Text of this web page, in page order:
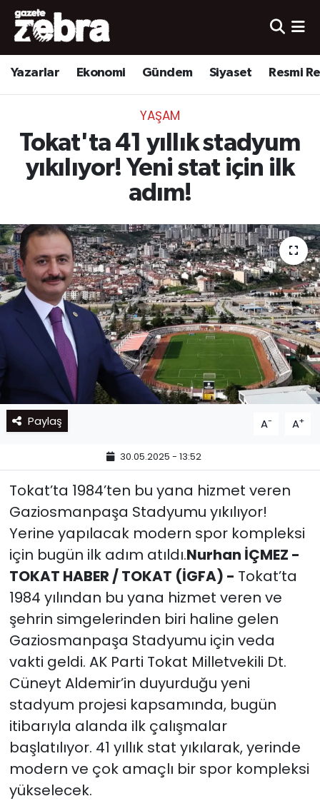
Yazarlar Ekonomi Gündem Siyaset Resmi
YAŞAM
Tokat'ta 41 yıllık stadyum
yıkılıyor! Yeni stat için ilk
adım!
Paylaş A- A+
30.05.2025 - 13:52
Tokat’ta 1984’ten bu yana hizmet veren
Gaziosmanpaşa Stadyumu yıkılıyor!
Yerine yapılacak modern spor kompleksi
için bugün ilk adım atıldı.Nurhan İÇMEZ -
TOKAT HABER / TOKAT (İGFA) - Tokat’ta
1984 yılından bu yana hizmet veren ve
şehrin simgelerinden biri haline gelen
Gaziosmanpaşa Stadyumu için veda
vakti geldi. AK Parti Tokat Milletvekili Dt.
Cüneyt Aldemir’in duyurduğu yeni
stadyum projesi kapsamında, bugün
itibarıyla alanda ilk çalışmalar
başlatılıyor. 41 yıllık stat yıkılarak, yerinde
modern ve çok amaçlı bir spor kompleksi
yükselecek.
Yazarlar
Ekonomi
Yerel
Nöbetçi Eczaneler
Hava Durumu
Süper Lig Puan Durumu ve Fikstür
Tüm Manşetler
Son Dakika Haberleri
Haber Arşivi